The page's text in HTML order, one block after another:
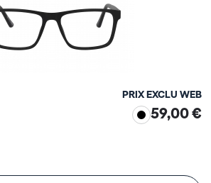
PRIX EXCLU WEB
59,00 €